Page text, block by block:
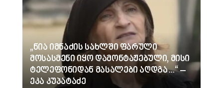
„ნია იმნაძის სახლში ფარული
მოსასმენი იყო დამონტაჟებული, მისი
ტელეფონიდან მასალები აღდგა…“ –
ეკა კუპატაძე